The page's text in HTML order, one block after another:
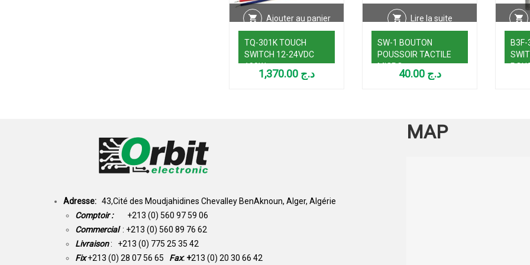
Ajouter au panier
TQ-301K TOUCH
SWITCH 12-24VDC
100W
د.ج
Lire la suite
SW-1 BOUTON
POUSSOIR TACTILE
MICRO
INTERRUPTEUR
د.ج 40.00
Adresse: 43,Cité des Moudjahidines Chevalley BenAknoun, Alger, Algérie
Comptoir : +213 (0) 560 97 59 06
Commercial : +213 (0) 560 89 76 62
Livraison: +213 (0) 775 25 35 42
Fix +213 (0) 28 07 56 65 Fax: +213 (0) 20 30 66 42
MAP